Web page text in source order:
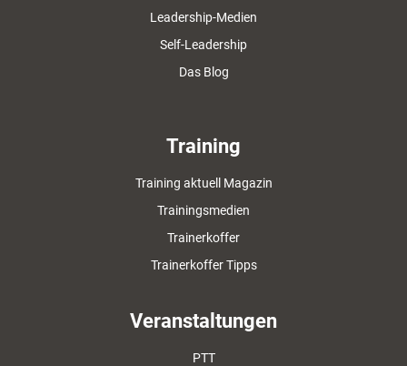
Leadership-Medien
Self-Leadership
Das Blog
Training
Training aktuell Magazin
Trainingsmedien
Trainerkoffer
Trainerkoffer Tipps
Veranstaltungen
PTT